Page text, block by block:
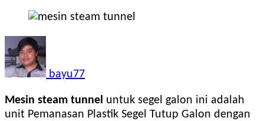
bayu77
Mesin steam tunnel untuk segel galon ini adalah
unit Pemanasan Plastik Segel Tutup Galon dengan